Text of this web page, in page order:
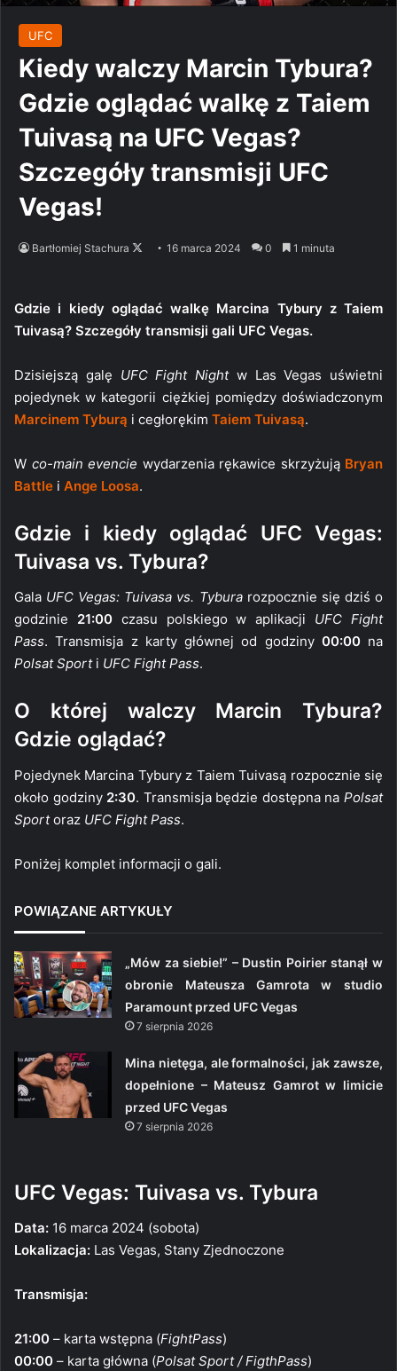
UFC
Kiedy walczy Marcin Tybura?
Gdzie oglądać walkę z Taiem
Tuivasą na UFC Vegas?
Szczegóły transmisji UFC
Vegas!
Bartłomiej Stachura
Follow16 marca 2024 0 1 minuta
Gdzie i kiedy oglądać walkę Marcina Tybury z Taiem
Tuivasą? Szczegóły transmisji gali UFC Vegas.
Dzisiejszą galę UFC Fight Nightw Las Vegas uświetni
pojedynek w kategorii ciężkiej pomiędzy doświadczonym
Marcinem Tyburą i cegłorękim Taiem Tuivasą.
W co-main evencie wydarzenia rękawice skrzyżują Bryan
Battle i Ange Loosa.
Gdzie i kiedy oglądać UFC Vegas:
Tuivasa vs. Tybura?
Gala UFC Vegas: Tuivasa vs. Tyburarozpocznie się dziś o
godzinie 21:00czasu polskiego w aplikacji UFC Fight
Pass. Transmisja z karty głównej od godziny 00:00na
Polsat Sporti UFC Fight Pass.
O której walczy Marcin Tybura?
Gdzie oglądać?
Pojedynek Marcina Tybury z Taiem Tuivasą rozpocznie się
około godziny 2:30. Transmisja będzie dostępna naPolsat
Sportoraz UFC Fight Pass.
Poniżej komplet informacji o gali.
POWIĄZANE ARTYKUŁY
„Mów za siebie!” – Dustin Poirier stanął w
obronie Mateusza Gamrota w studio
Paramount przed UFC Vegas
7 sierpnia 2026
Mina nietęga, ale formalności, jak zawsze,
dopełnione – Mateusz Gamrot w limicie
przed UFC Vegas
7 sierpnia 2026
UFC Vegas: Tuivasa vs. Tybura
Data: 16 marca 2024 (sobota)
Lokalizacja: Las Vegas, Stany Zjednoczone
Transmisja:
21:00 – karta wstępna (FightPass)
00:00 – karta główna (Polsat Sport / FigthPass)